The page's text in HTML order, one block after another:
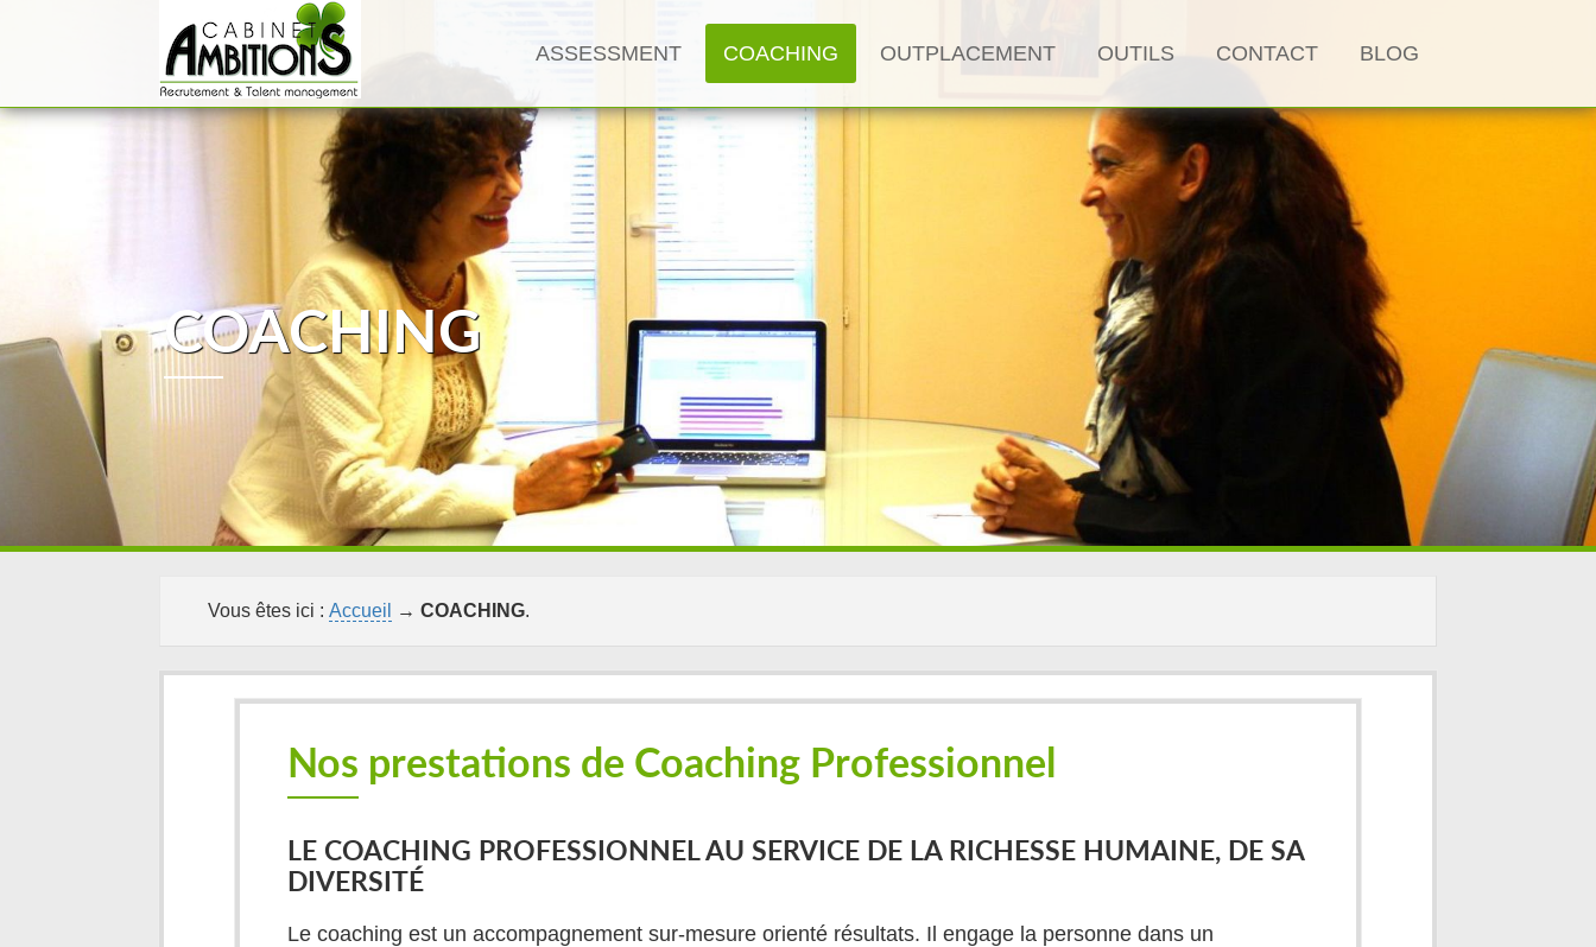
ASSESSMENT COACHING OUTPLACEMENT OUTILS CONTACT BLOG
Vous êtes ici :Accueil → COACHING.
COACHING
Nos prestations de Coaching Professionnel
LE COACHING PROFESSIONNEL AU SERVICE DE LA RICHESSE HUMAINE, DE SA
DIVERSITÉ
Le coaching est un accompagnement sur-mesure orienté résultats. Il engage la personne dans un